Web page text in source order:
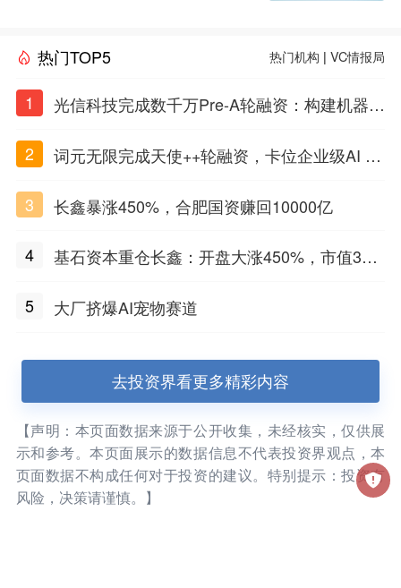
热门TOP5 热门机构 |VC情报局
1
光信科技完成数千万Pre-A轮融资：构建机器理
知闭环
2
词元无限完成天使++轮融资，卡位企业级AI Ag
3
长鑫暴涨450%，合肥国资赚回10000亿
4
基石资本重仓长鑫：开盘大涨450%，市值3万
5
大厂挤爆AI宠物赛道
去投资界看更多精彩内容
【声明：本页面数据来源于公开收集，未经核实，仅供展
示和参考。本页面展示的数据信息不代表投资界观点，本
页面数据不构成任何对于投资的建议。特别提示：投资有
风险，决策请谨慎。】